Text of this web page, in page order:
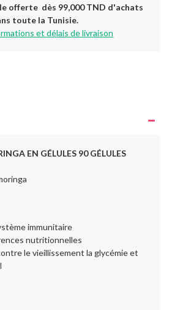
offerte dès 99,000 TND d'achats
toute la Tunisie.
et délais de livraison
EN GÉLULES 90 GÉLULES
immunitaire
nutritionnelles
le vieillissement la glycémie et